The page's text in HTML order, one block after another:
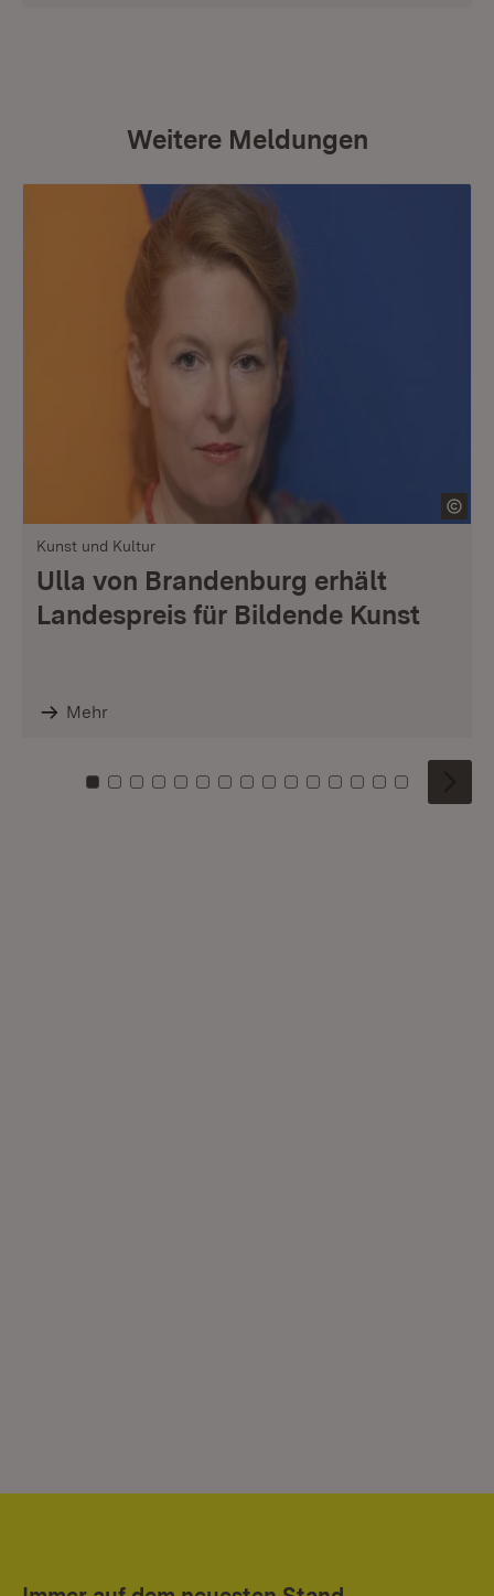
Weitere Meldungen
Kunst und Kultur
Ulla von Brandenburg erhält
Landespreis für Bildende Kunst
Mehr
Zu Kachel: 0
Zu Kachel: 1
Zu Kachel: 2
Zu Kachel: 3
Zu Kachel: 4
Zu Kachel: 5
Zu Kachel: 6
Zu Kachel: 7
Zu Kachel: 8
Zu Kachel: 9
Zu Kachel: 10
Zu Kachel: 11
Zu Kachel: 12
Zu Kachel:
Zu